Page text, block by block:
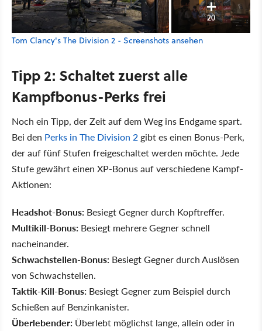
20
Tom Clancy's The Division 2 - Screenshots ansehen
Tipp 2: Schaltet zuerst alle
Kampfbonus-Perks frei
Noch ein Tipp, der Zeit auf dem Weg ins Endgame spart.
Bei den Perks in The Division 2 gibt es einen Bonus-Perk,
der auf fünf Stufen freigeschaltet werden möchte. Jede
Stufe gewährt einen XP-Bonus auf verschiedene Kampf-
Aktionen:
Headshot-Bonus: Besiegt Gegner durch Kopftreffer.
Multikill-Bonus: Besiegt mehrere Gegner schnell
nacheinander.
Schwachstellen-Bonus: Besiegt Gegner durch Auslösen
von Schwachstellen.
Taktik-Kill-Bonus: Besiegt Gegner zum Beispiel durch
Schießen auf Benzinkanister.
Überlebender: Überlebt möglichst lange, allein oder in